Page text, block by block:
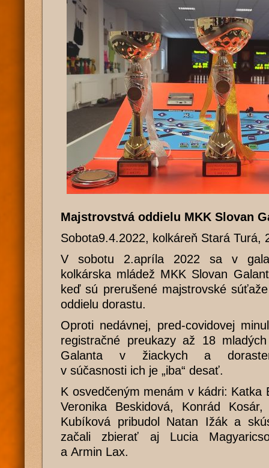
Majstrovstvá oddielu MKK Slovan
Sobota9.4.2022, kolkáreň Stará Turá,
V sobotu 2.apríla 2022 sa v
kolkárska mládež MKK Slovan
keď sú prerušené majstrovské
oddielu dorastu.
Oproti nedávnej, pred-covidovej
registračné preukazy až 18
Galanta v žiackych a
v súčasnosti ich je „iba“ desať.
K osvedčeným menám v kádri: Katka
Veronika Beskidová, Konrád
Kubíková pribudol Natan Ižák a
začali zbierať aj Lucia
a Armin Lax.